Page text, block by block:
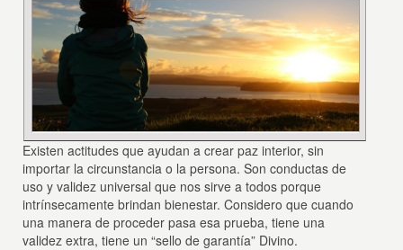
Existen actitudes que ayudan a crear paz interior, sin
importar la circunstancia o la persona. Son conductas de
uso y validez universal que nos sirve a todos porque
intrínsecamente brindan bienestar. Considero que cuando
una manera de proceder pasa esa prueba, tiene una
validez extra, tiene un “sello de garantía” Divino.